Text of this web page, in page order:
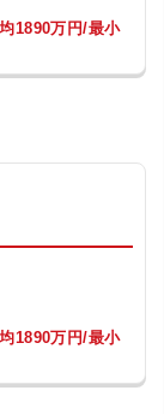
1890万円/最小
1890万円/最小